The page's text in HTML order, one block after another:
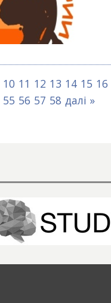
10 11 12 13 14 15 16
55 56 57 58 далі »